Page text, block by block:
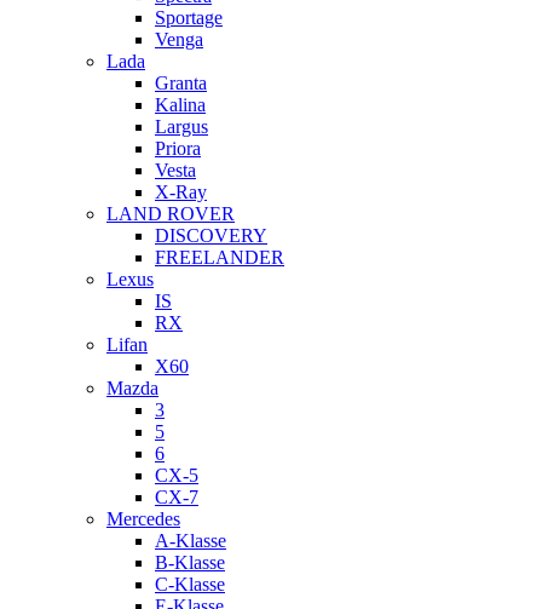
Sportage
Venga
Lada
Granta
Kalina
Largus
Priora
Vesta
X-Ray
LAND ROVER
DISCOVERY
FREELANDER
Lexus
IS
RX
Lifan
X60
Mazda
3
5
6
CX-5
CX-7
Mercedes
A-Klasse
B-Klasse
C-Klasse